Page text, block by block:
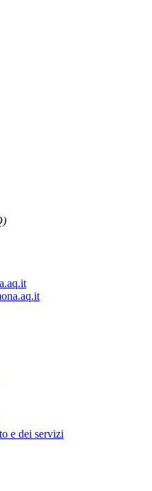
e dei servizi